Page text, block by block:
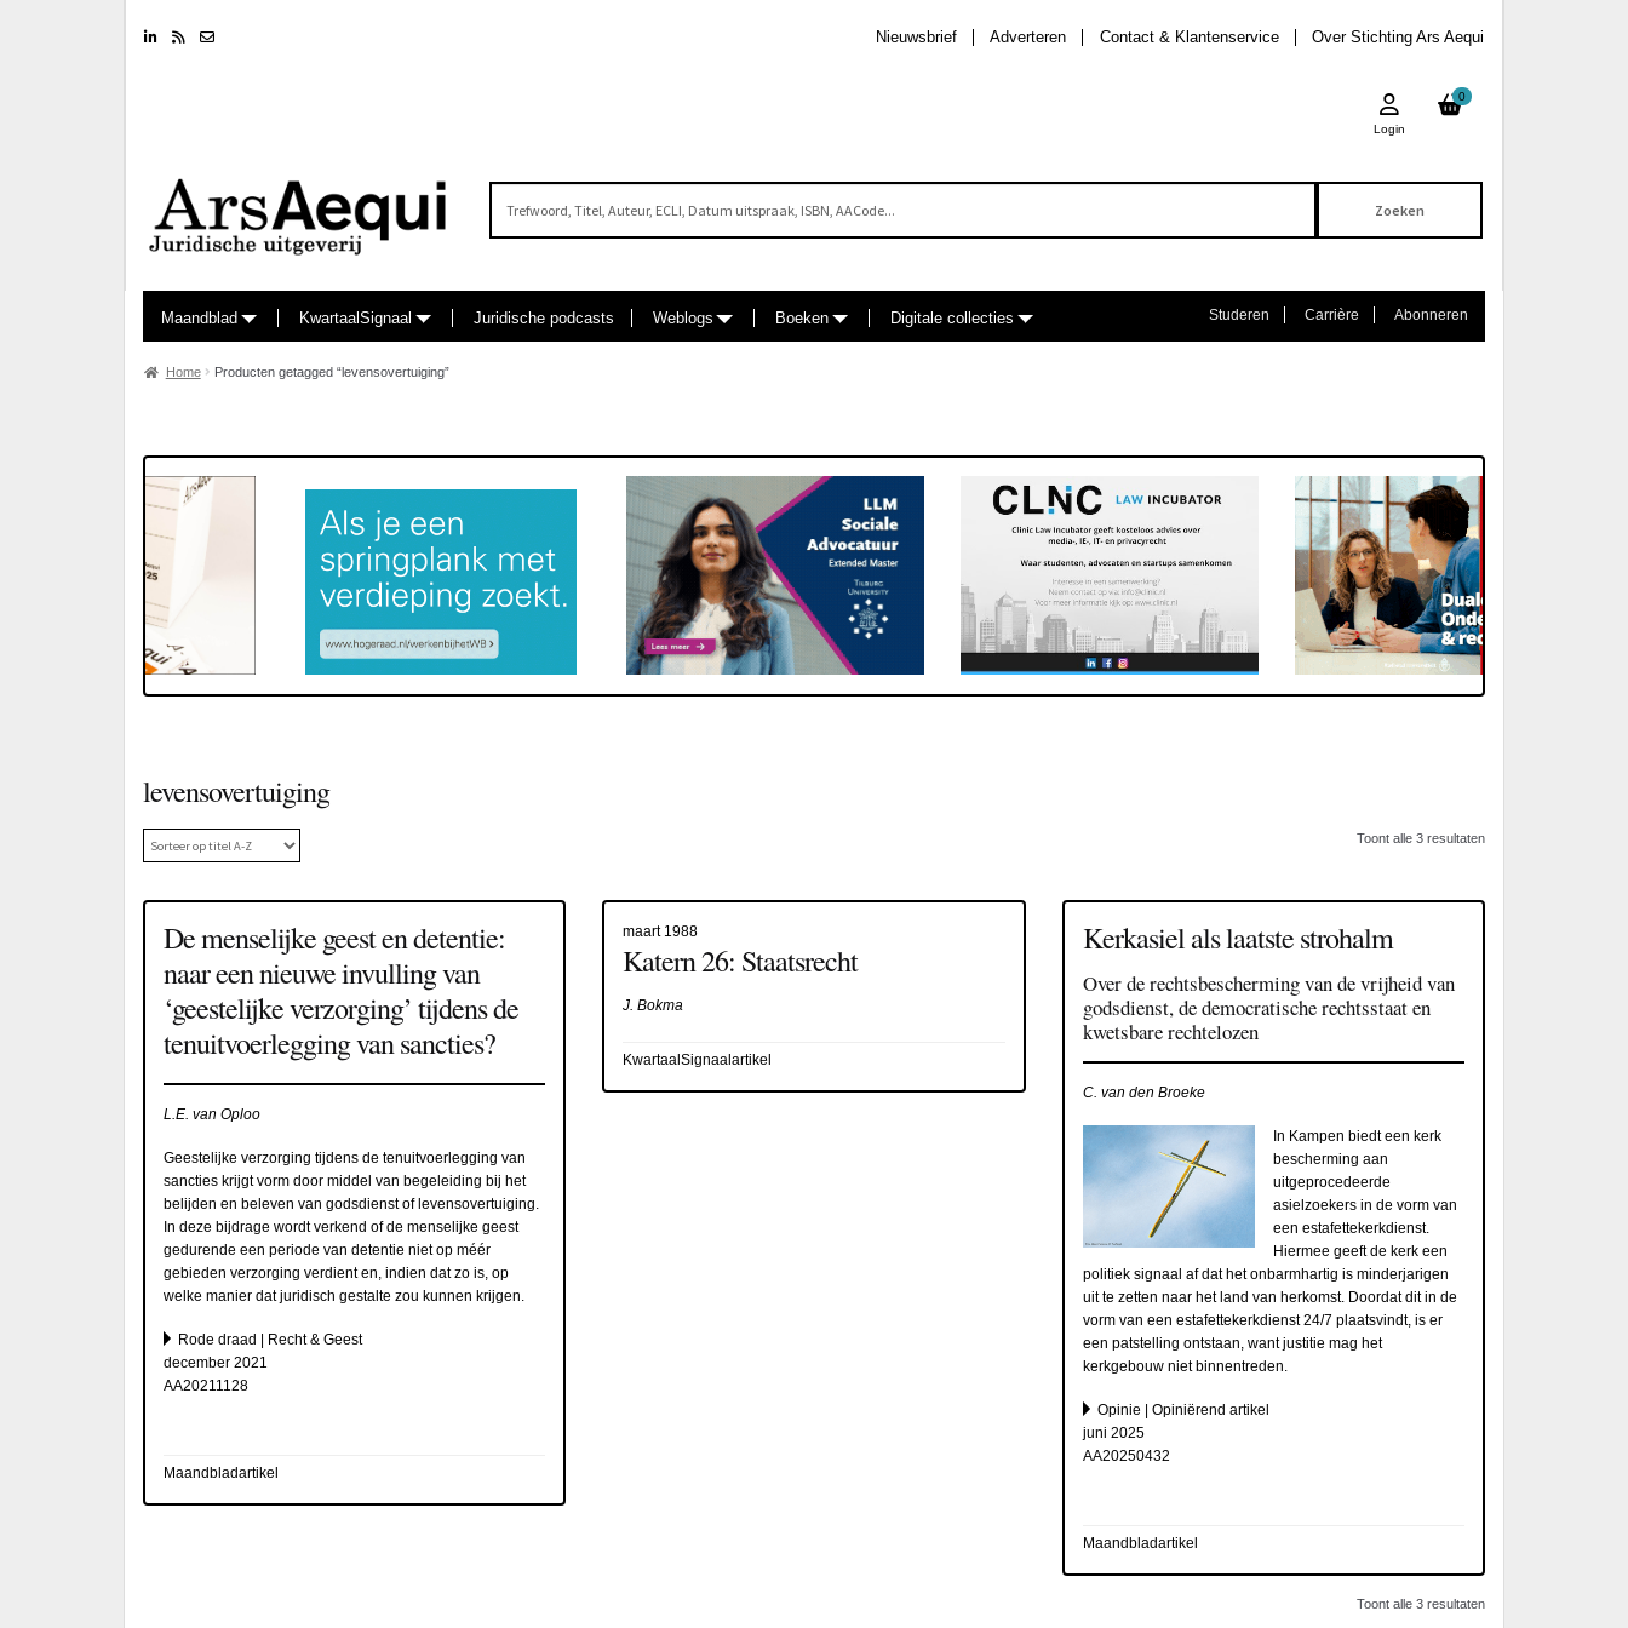
LinkedinRSS feed Over Stichting Ars Aequi
Contact & Klantenservice
Adverteren
Nieuwsbrief
0
Login
Maandblad KwartaalSignaal Juridische podcasts Weblogs Boeken Digitale collecties Studeren Carrière Abonneren
Home Producten getagged “levensovertuiging”
levensovertuiging
Toont alle 3 resultaten
De menselijke geest en detentie:
naar een nieuwe invulling van
‘geestelijke verzorging’ tijdens de
tenuitvoerlegging van sancties?
L.E. van Oploo
Geestelijke verzorging tijdens de tenuitvoerlegging van
sancties krijgt vorm door middel van begeleiding bij het
belijden en beleven van godsdienst of levensovertuiging.
In deze bijdrage wordt verkend of de menselijke geest
gedurende een periode van detentie niet op méér
gebieden verzorging verdient en, indien dat zo is, op
welke manier dat juridisch gestalte zou kunnen krijgen.
Rode draad | Recht & Geest
december 2021
AA20211128
Maandbladartikel
maart 1988
Katern 26: Staatsrecht
J. Bokma
KwartaalSignaalartikel
Kerkasiel als laatste strohalm
Over de rechtsbescherming van de vrijheid van
godsdienst, de democratische rechtsstaat en
kwetsbare rechtelozen
C. van den Broeke
In Kampen biedt een kerk
bescherming aan
uitgeprocedeerde
asielzoekers in de vorm van
een estafettekerkdienst.
Hiermee geeft de kerk een
politiek signaal af dat het onbarmhartig is minderjarigen
uit te zetten naar het land van herkomst. Doordat dit in de
vorm van een estafettekerkdienst 24/7 plaatsvindt, is er
een patstelling ontstaan, want justitie mag het
kerkgebouw niet binnentreden.
Opinie | Opiniërend artikel
juni 2025
AA20250432
Maandbladartikel
Toont alle 3 resultaten